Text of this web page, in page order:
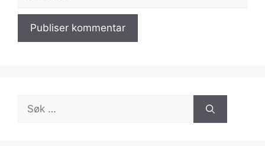
Søk
etter: